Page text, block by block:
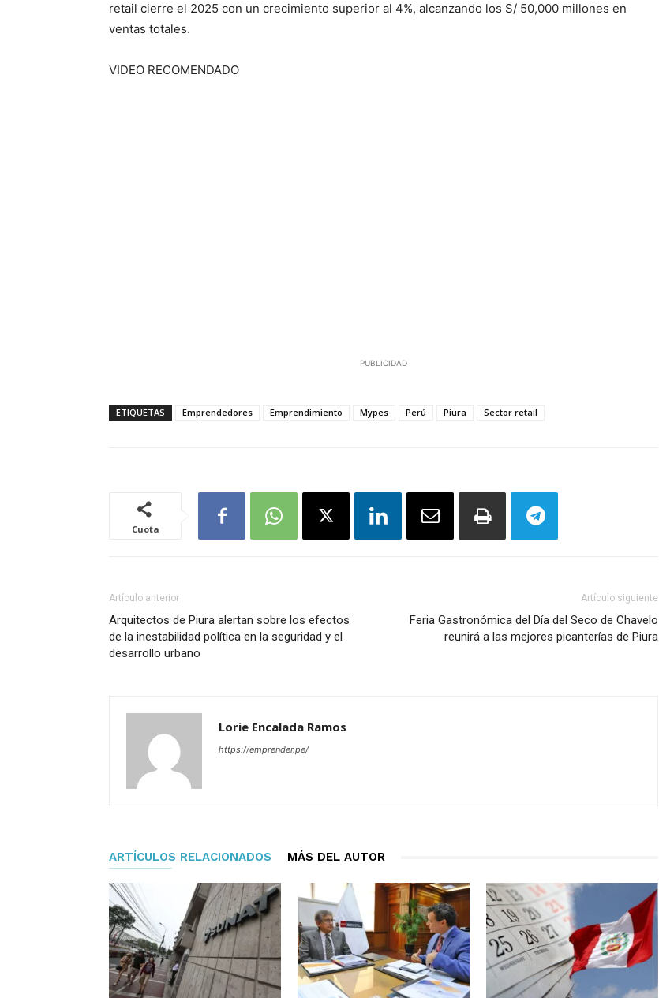
retail cierre el 2025 con un crecimiento superior al 4%, alcanzando los S/ 50,000 millones en
ventas totales.
VIDEO RECOMENDADO
PUBLICIDAD
ETIQUETAS Emprendedores Emprendimiento Mypes Perú Piura Sector retail
Cuota
Artículo anterior
Arquitectos de Piura alertan sobre los efectos
de la inestabilidad política en la seguridad y el
desarrollo urbano
Artículo siguiente
Feria Gastronómica del Día del Seco de Chavelo
reunirá a las mejores picanterías de Piura
Lorie Encalada Ramos
https://emprender.pe/
ARTÍCULOS RELACIONADOS MÁS DEL AUTOR